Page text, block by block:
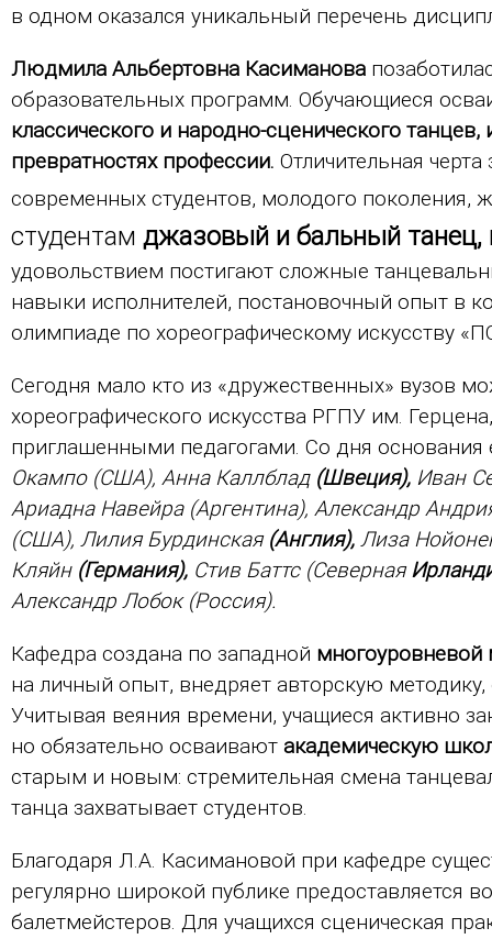
в одном оказался уникальный перечень
Людмила Альбертовна Касиманова
образовательных программ. Обучающиеся
классического и народно-сценического
превратностях профессии. Отличительная
современных студентов, молодого
студентам джазовый и бальный танец,
удовольствием постигают сложные
навыки исполнителей, постановочный опыт в
олимпиаде по хореографическому искусству
Сегодня мало кто из «дружественных» вузов
хореографического искусства РГПУ им.
приглашенными педагогами. Со дня основания
Окампо (США), Анна Каллблад (Швеция), Иван
Ариадна Навейра (Аргентина), Александр
(США), Лилия Бурдинская (Англия), Лиза
Кляйн (Германия), Стив Баттс (Северная
Александр Лобок (Россия).
Кафедра создана по западной многоуровневой
на личный опыт, внедряет авторскую
Учитывая веяния времени, учащиеся активно
но обязательно осваивают академическую
старым и новым: стремительная смена
танца захватывает студентов.
Благодаря Л.А. Касимановой при кафедре
регулярно широкой публике предоставляется
балетмейстеров. Для учащихся сценическая